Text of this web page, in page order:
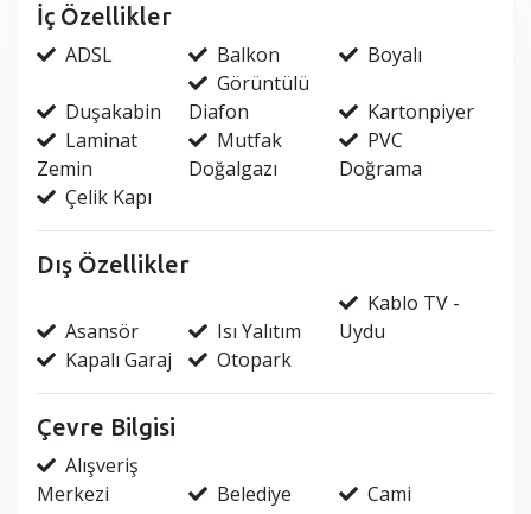
İç Özellikler
ADSL Balkon Boyalı
Duşakabin
Görüntülü
Diafon
Kartonpiyer
Laminat
Zemin
Mutfak
Doğalgazı
PVC
Doğrama
Çelik Kapı
Dış Özellikler
Asansör Isı Yalıtım
Kablo TV -
Uydu
Kapalı Garaj
Otopark
Çevre Bilgisi
Alışveriş
Merkezi
Belediye
Cami